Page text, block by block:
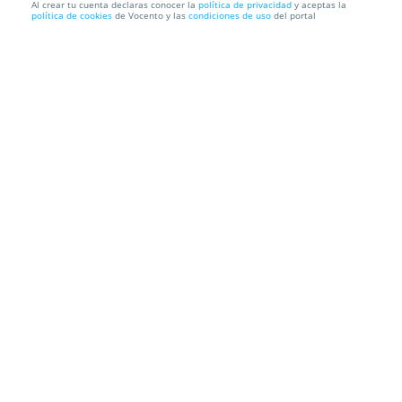
Luz de trabajo 20W COB LED, TM Electron
Al crear tu cuenta declaras conocer la política de privacidad y aceptas la
política de cookies de Vocento y las condiciones de uso del portal